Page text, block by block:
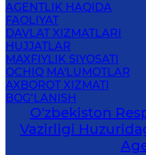
AGENTLIK HAQIDA
FAOLIYAT
DAVLAT XIZMATLARI
HUJJATLAR
MAXFIYLIK SIYOSATI
OCHIQ MA'LUMOTLAR
AXBOROT XIZMATI
BOG‘LANISH
O'zbekiston
Vazirligi